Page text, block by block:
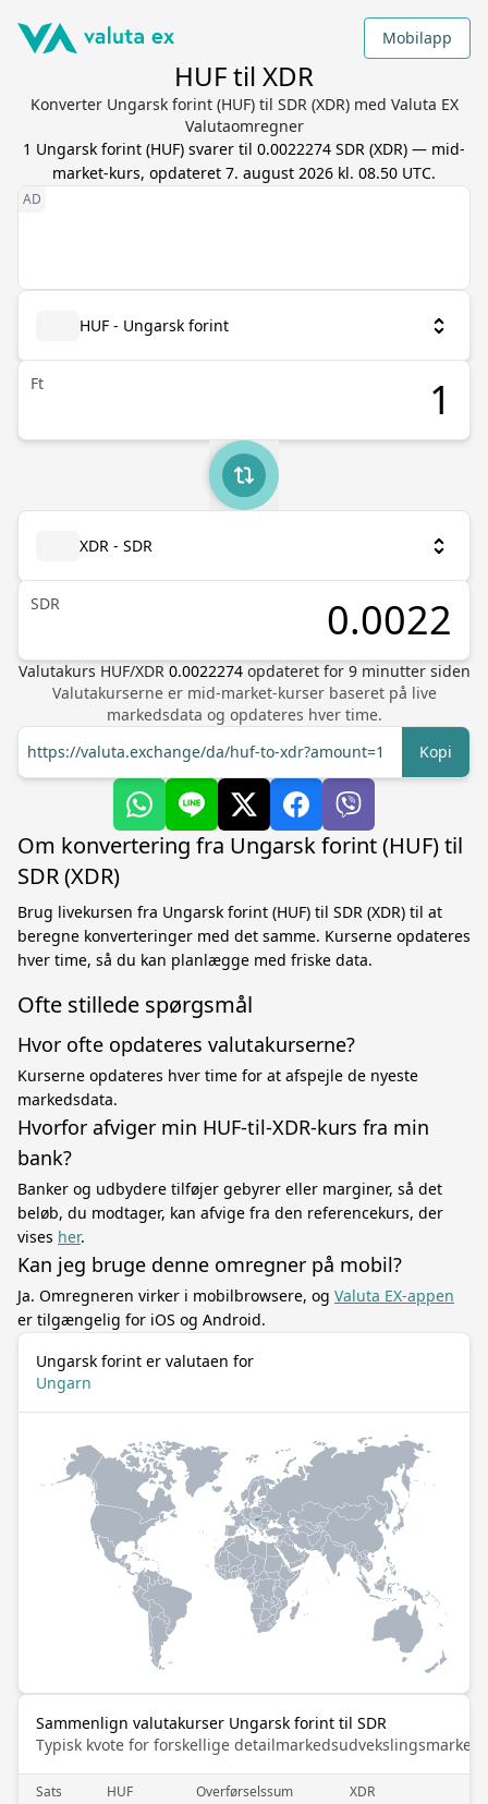
Mobilapp
HUF til XDR
Konverter Ungarsk forint (HUF) til SDR (XDR) med Valuta EX
Valutaomregner
1 Ungarsk forint (HUF) svarer til 0.0022274 SDR (XDR) — mid-
market-kurs, opdateret 7. august 2026 kl. 08.50 UTC.
HUF - Ungarsk forint
Ft
XDR - SDR
SDR
Valutakurs HUF/XDR 0.0022274 opdateret for 9minutter siden
Valutakurserne er mid-market-kurser baseret på live
markedsdata og opdateres hver time.
https://valuta.exchange/da/huf-to-xdr?amount=1
Kopi
Om konvertering fra Ungarsk forint (HUF) til
SDR (XDR)
Brug livekursen fra Ungarsk forint (HUF) til SDR (XDR) til at
beregne konverteringer med det samme. Kurserne opdateres
hver time, så du kan planlægge med friske data.
Ofte stillede spørgsmål
Hvor ofte opdateres valutakurserne?
Kurserne opdateres hver time for at afspejle de nyeste
markedsdata.
Hvorfor afviger min HUF-til-XDR-kurs fra min
bank?
Banker og udbydere tilføjer gebyrer eller marginer, så det
beløb, du modtager, kan afvige fra den referencekurs, der
vises her.
Kan jeg bruge denne omregner på mobil?
Ja. Omregneren virker i mobilbrowsere, og Valuta EX-appen
er tilgængelig for iOS og Android.
Ungarsk forint er valutaen for
Ungarn
Sammenlign valutakurser Ungarsk forint til SDR
Typisk kvote for forskellige
Sats HUF Overførselssum XDR